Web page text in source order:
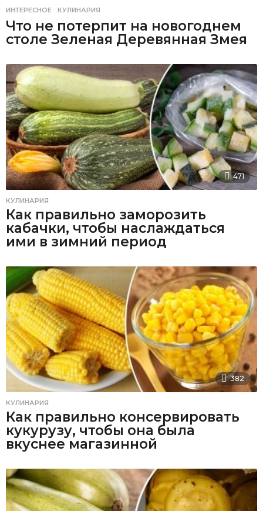
ИНТЕРЕСНОЕ ,КУЛИНАРИЯ
Что не потерпит на новогоднем
столе Зеленая Деревянная Змея
471
КУЛИНАРИЯ
Как правильно заморозить
кабачки, чтобы наслаждаться
ими в зимний период
382
КУЛИНАРИЯ
Как правильно консервировать
кукурузу, чтобы она была
вкуснее магазинной